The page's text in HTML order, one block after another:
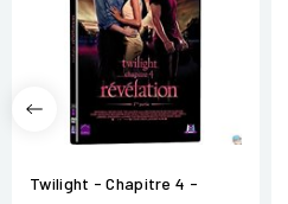
Twilight - Chapitre 4 -